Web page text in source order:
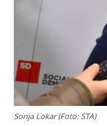
Sonja Lokar (Foto: STA)